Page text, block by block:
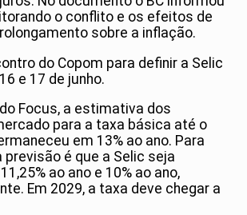
o conflito e os efeitos de
sobre a inflação.
do Copom para definir a Selic
e 17 de junho.
Focus, a estimativa dos
para a taxa básica até o
em 13% ao ano. Para
previsão é que a Selic seja
ao ano e 10% ao ano,
Em 2029, a taxa deve chegar a